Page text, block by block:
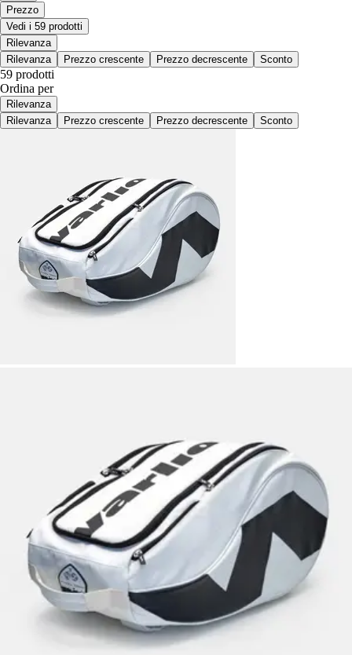
Prezzo
Vedi i 59 prodotti
Rilevanza
Rilevanza
Prezzo crescente Prezzo decrescente Sconto
59 prodotti
Ordina per
Rilevanza
Rilevanza
Prezzo crescente Prezzo decrescente Sconto